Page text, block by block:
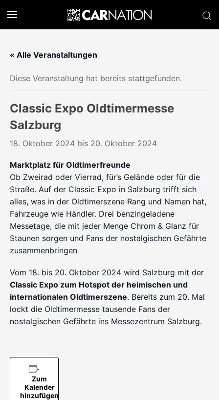
« Alle Veranstaltungen
Diese Veranstaltung hat bereits stattgefunden.
Classic Expo Oldtimermesse
Salzburg
18. Oktober 2024 bis 20. Oktober 2024
Marktplatz für Oldtimerfreunde
Ob Zweirad oder Vierrad, für’s Gelände oder für die
Straße. Auf der Classic Expo in Salzburg trifft sich
alles, was in der Oldtimerszene Rang und Namen hat,
Fahrzeuge wie Händler. Drei benzingeladene
Messetage, die mit jeder Menge Chrom & Glanz für
Staunen sorgen und Fans der nostalgischen Gefährte
zusammenbringen
Vom 18. bis 20. Oktober 2024 wird Salzburg mit der
Classic Expo zum Hotspot der heimischen und
internationalen Oldtimerszene. Bereits zum 20. Mal
lockt die Oldtimermesse tausende Fans der
nostalgischen Gefährte ins Messezentrum Salzburg.
Zum
Kalender
hinzufügen